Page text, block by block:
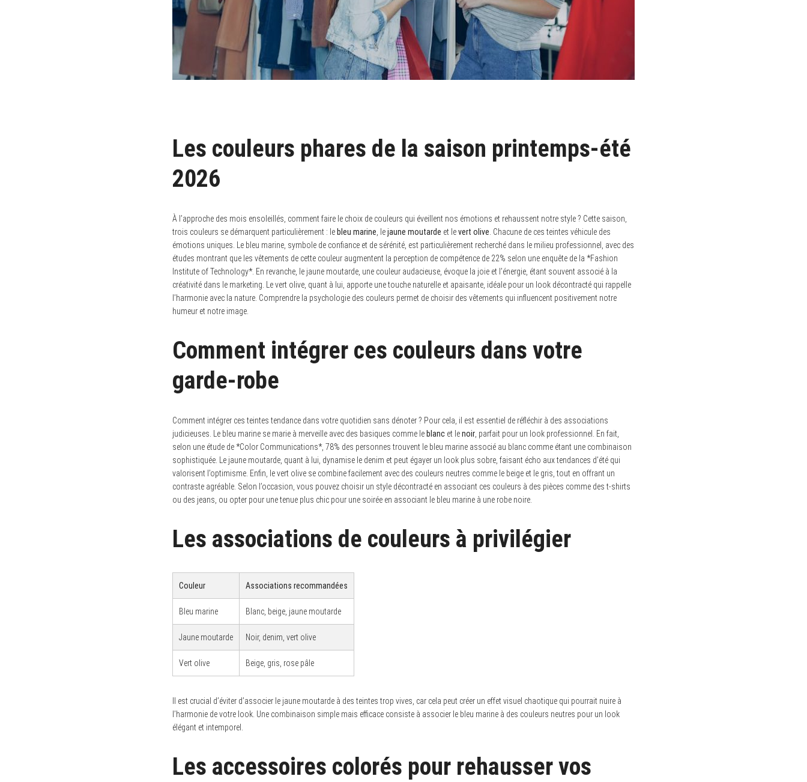
Les couleurs phares de la saison printemps-été
2026
À l’approche des mois ensoleillés, comment faire le choix de couleurs qui éveillent nos émotions et rehaussent notre style ? Cette saison,
trois couleurs se démarquent particulièrement : le bleu marine , lejaune moutarde et levert olive . Chacune de ces teintes véhicule des
émotions uniques. Le bleu marine, symbole de confiance et de sérénité, est particulièrement recherché dans le milieu professionnel, avec des
études montrant que les vêtements de cette couleur augmentent la perception de compétence de 22% selon une enquête de la *Fashion
Institute of Technology*. En revanche, le jaune moutarde, une couleur audacieuse, évoque la joie et l’énergie, étant souvent associé à la
créativité dans le marketing. Le vert olive, quant à lui, apporte une touche naturelle et apaisante, idéale pour un look décontracté qui rappelle
l’harmonie avec la nature. Comprendre la psychologie des couleurs permet de choisir des vêtements qui influencent positivement notre
humeur et notre image.
Comment intégrer ces couleurs dans votre
garde-robe
Comment intégrer ces teintes tendance dans votre quotidien sans dénoter ? Pour cela, il est essentiel de réfléchir à des associations
judicieuses. Le bleu marine se marie à merveille avec des basiques comme le blanc et lenoir , parfait pour un look professionnel. En fait,
selon une étude de *Color Communications*, 78% des personnes trouvent le bleu marine associé au blanc comme étant une combinaison
sophistiquée. Le jaune moutarde, quant à lui, dynamise le denim et peut égayer un look plus sobre, faisant écho aux tendances d’été qui
valorisent l’optimisme. Enfin, le vert olive se combine facilement avec des couleurs neutres comme le beige et le gris, tout en offrant un
contraste agréable. Selon l’occasion, vous pouvez choisir un style décontracté en associant ces couleurs à des pièces comme des t-shirts
ou des jeans, ou opter pour une tenue plus chic pour une soirée en associant le bleu marine à une robe noire.
Les associations de couleurs à privilégier
Couleur Associations recommandées
Bleu marine Blanc, beige, jaune moutarde
Jaune moutarde Noir, denim, vert olive
Vert olive Beige, gris, rose pâle
Il est crucial d’éviter d’associer le jaune moutarde à des teintes trop vives, car cela peut créer un effet visuel chaotique qui pourrait nuire à
l’harmonie de votre look. Une combinaison simple mais efficace consiste à associer le bleu marine à des couleurs neutres pour un look
élégant et intemporel.
Les accessoires colorés pour rehausser vos